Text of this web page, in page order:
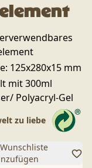
125x280x15 mm
mit 300ml
Polyacryl-Gel
zu liebe